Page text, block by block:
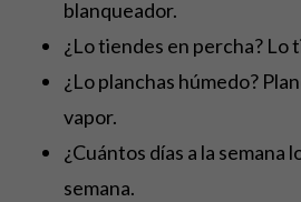
blanqueador.
¿Lo tiendes en percha? Lo
¿Lo planchas húmedo?
vapor.
¿Cuántos días a la semana
semana.